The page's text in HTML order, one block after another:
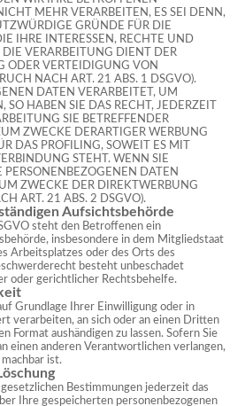
MEHR VERARBEITEN, ES SEI DENN,
GRÜNDE FÜR DIE
IHRE INTERESSEN, RECHTE UND
VERARBEITUNG DIENT DER
ODER VERTEIDIGUNG VON
NACH ART. 21 ABS. 1 DSGVO).
DATEN VERARBEITET, UM
HABEN SIE DAS RECHT, JEDERZEIT
SIE BETREFFENDER
ZWECKE DERARTIGER WERBUNG
DAS PROFILING, SOWEIT ES MIT
STEHT. WENN SIE
DATEN
ZWECKE DER DIREKTWERBUNG
ART. 21 ABS. 2 DSGVO).
Aufsichtsbehörde
steht den Betroffenen ein
insbesondere in dem Mitgliedstaat
Arbeitsplatzes oder des Orts des
besteht unbeschadet
oder gerichtlicher Rechtsbehelfe.
Grundlage Ihrer Einwilligung oder in
verarbeiten, an sich oder an einen Dritten
Format aushändigen zu lassen. Sofern Sie
einen anderen Verantwortlichen verlangen,
ist.
Bestimmungen jederzeit das
Ihre gespeicherten personenbezogenen